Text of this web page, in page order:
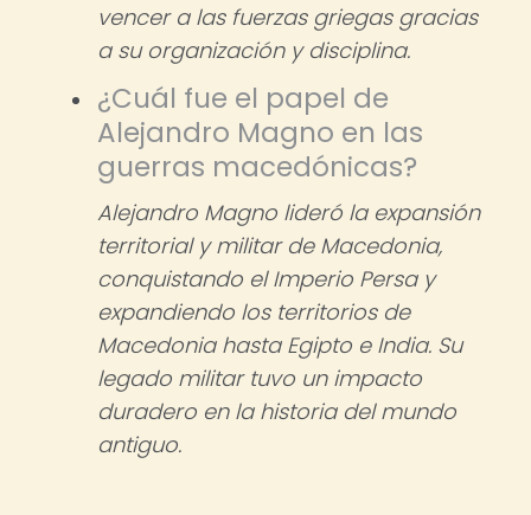
vencer a las fuerzas griegas gracias
a su organización y disciplina.
¿Cuál fue el papel de
Alejandro Magno en las
guerras macedónicas?
Alejandro Magno lideró la expansión
territorial y militar de Macedonia,
conquistando el Imperio Persa y
expandiendo los territorios de
Macedonia hasta Egipto e India. Su
legado militar tuvo un impacto
duradero en la historia del mundo
antiguo.